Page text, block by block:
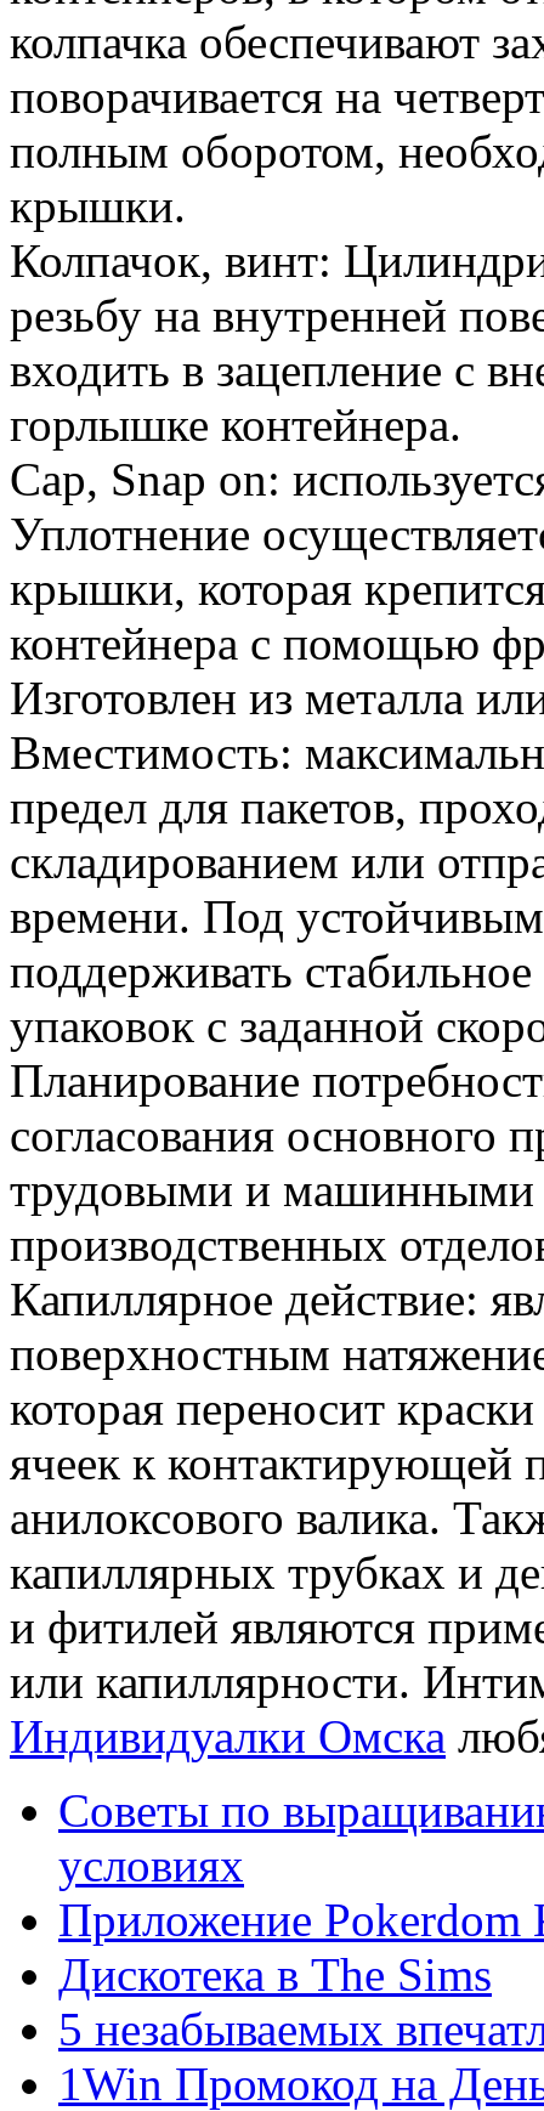
колпачка обеспечивают
поворачивается на
полным оборотом,
крышки.
Колпачок, винт:
резьбу на внутренней
входить в зацепление с
горлышке контейнера.
Cap, Snap on:
Уплотнение
крышки, которая
контейнера с помощью
Изготовлен из металла
Вместимость:
предел для пакетов,
складированием или
времени. Под
поддерживать
упаковок с заданной
Планирование
согласования основного
трудовыми и
производственных
Капиллярное действие:
поверхностным
которая переносит
ячеек к контактирующей
анилоксового валика.
капиллярных трубках и
и фитилей являются
или капиллярности.
Индивидуалки Омска
Советы по
условиях
Приложение Pokerdom
Дискотека в The Sims
5 незабываемых
1Win Промокод на